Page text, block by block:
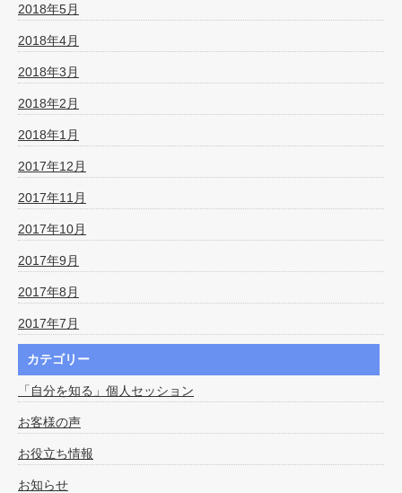
2018年5月
2018年4月
2018年3月
2018年2月
2018年1月
2017年12月
2017年11月
2017年10月
2017年9月
2017年8月
2017年7月
カテゴリー
「自分を知る」個人セッション
お客様の声
お役立ち情報
お知らせ